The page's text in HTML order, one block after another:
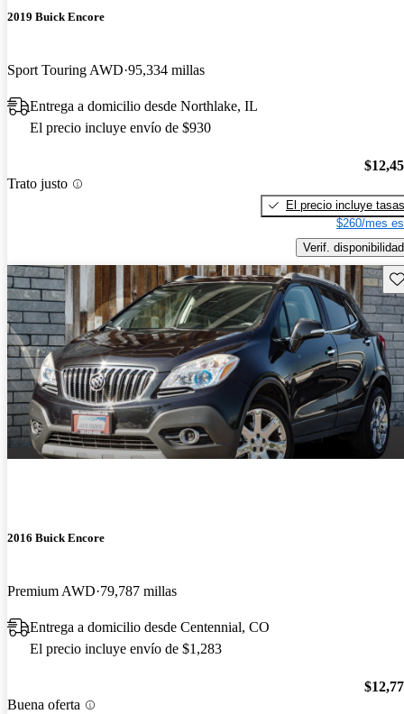
2019 Buick Encore
Sport Touring AWD 95,334 millas
Entrega a domicilio desde Northlake, IL
El precio incluye envío de $930
Trato justo
El precio incluye tasas
$260/mes
Verif. disponibilidad
2016 Buick Encore
Premium AWD 79,787 millas
Entrega a domicilio desde Centennial, CO
El precio incluye envío de $1,283
Buena oferta